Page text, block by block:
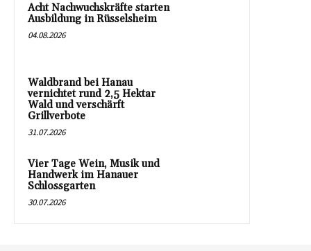
Acht Nachwuchskräfte starten
Ausbildung in Rüsselsheim
04.08.2026
Waldbrand bei Hanau
vernichtet rund 2,5 Hektar
Wald und verschärft
Grillverbote
31.07.2026
Vier Tage Wein, Musik und
Handwerk im Hanauer
Schlossgarten
30.07.2026